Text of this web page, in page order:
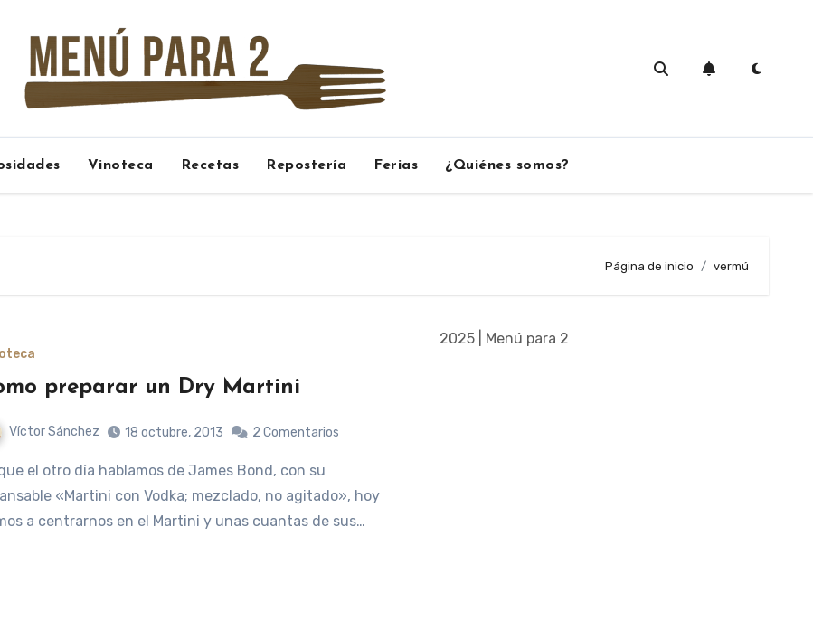
Vinoteca Recetas Repostería Ferias ¿Quiénes somos?
Página de inicio vermú
preparar un Dry Martini
Víctor Sánchez 18 octubre, 2013 2 Comentarios
«Martini con Vodka; mezclado, no agitado», hoy
a centrarnos en el Martini y unas cuantas de sus…
2025 | Menú para 2